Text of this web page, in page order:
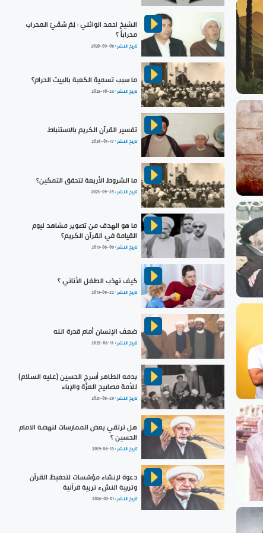
الشيخ احمد الوائلي : لِمَ سُمّيَ المحراب
محراباً ؟
تاريخ النشر :2020-09-06
ما سبب تسمية الكعبة بالبيت الحرام؟
تاريخ النشر :2023-10-23
تفسير القرآن الكريم بالاستنباط
تاريخ النشر :2024-01-17
ما الشروط الأربعة لتحقق التمكين؟
تاريخ النشر :2023-09-25
ما هو الهدف من تصوير مشاهد ليوم
القيامة في القرآن الكريم؟
تاريخ النشر :2019-06-09
كيف نهذب الطفل الأناني ؟
تاريخ النشر :2019-09-22
ضعف الإنسان أمام قدرة الله
تاريخ النشر : 2025-06-11
بدمه الطاهر أسرج الحسين (عليه السلام)
للأمة مصابيح العزّة والإباء
تاريخ النشر :2021-08-29
هل ترتقي بعض الممارسات لنهضة الامام
الحسين ؟
تاريخ النشر :2019-06-13
دعوة لإنشاء مؤسّسات لتحفيظ القرآن
وتربية النشء تربية قرآنية
تاريخ النشر :2026-02-01